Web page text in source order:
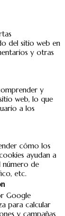
del sitio web en
y otras
y
web, lo que
a los
cómo los
ayudan a
número de
etc.
Google
para calcular
y campañas